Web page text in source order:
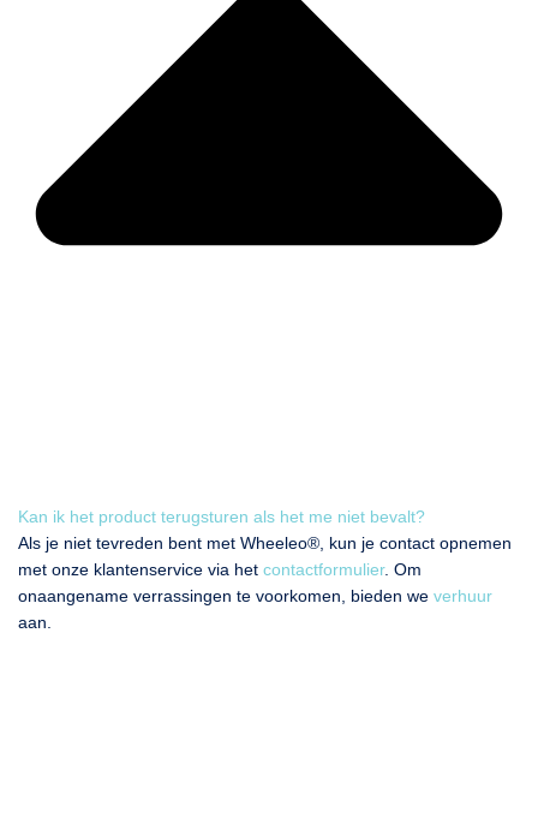
Kan ik het product terugsturen als het me niet bevalt?
Als je niet tevreden bent met Wheeleo®️, kun je contact opnemen
met onze klantenservice via het contactformulier. Om
onaangename verrassingen te voorkomen, bieden we verhuur
aan.